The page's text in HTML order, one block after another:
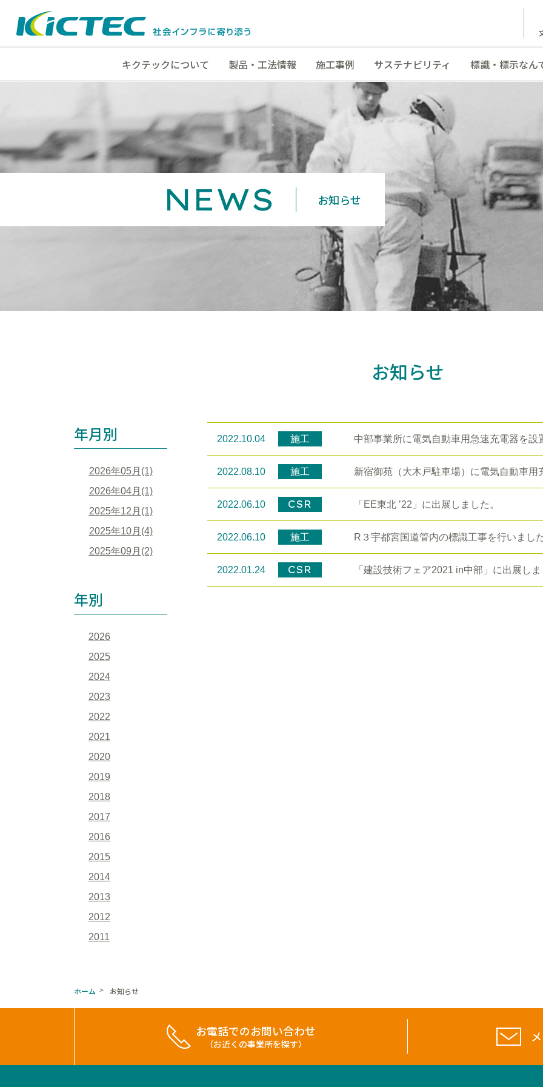
キクテックについて 製品・工法情報 施工事例 サステナビリティ 標識・標示なん
NEWS お知らせ
お知らせ
年月別
2026年05月(1)
2026年04月(1)
2025年12月(1)
2025年10月(4)
2025年09月(2)
年別
2026
2025
2024
2023
2022
2021
2020
2019
2018
2017
2016
2015
2014
2013
2012
2011
2022.10.04 施工 中部事業所に電気自動車用急速充電器を設
2022.08.10 施工 新宿御苑（大木戸駐車場）に電気自動車用
2022.06.10 CSR 「EE東北 ’22」に出展しました。
2022.06.10 施工 R３宇都宮国道管内の標識工事を行いまし
2022.01.24 CSR 「建設技術フェア2021 in中部」に出展し
ホーム > お知らせ
お電話でのお問い合わせ
（お近くの事業所を探す）